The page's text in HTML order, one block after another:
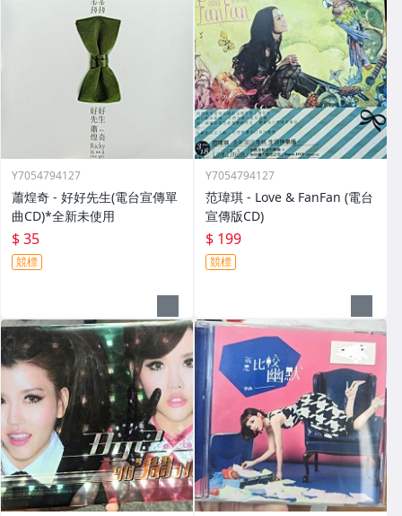
Y7054794127
蕭煌奇 - 好好先生(電台宣傳單
曲CD)*全新未使用
$ 35
競標
Y7054794127
范瑋琪 - Love & FanFan (電台
宣傳版CD)
$ 199
競標